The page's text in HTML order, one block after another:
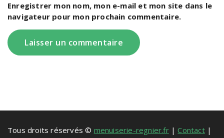
Enregistrer mon nom, mon e-mail et mon site dans le
navigateur pour mon prochain commentaire.
Tous droits réservés © menuiserie-regnier.fr|Contact|